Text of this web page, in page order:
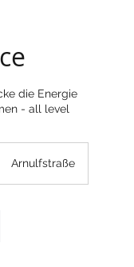
die Energie
- all level
Arnulfstraße